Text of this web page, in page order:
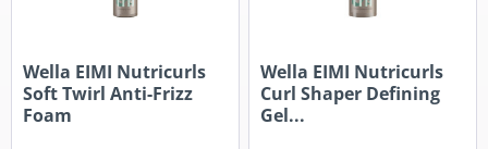
Wella EIMI Nutricurls
Soft Twirl Anti-Frizz
Foam
Wella EIMI Nutricurls
Curl Shaper Defining
Gel...